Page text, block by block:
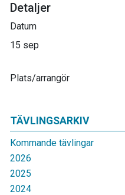
TÄVLINGSARKIV
Kommande tävlingar
2026
2025
2024
Detaljer
Datum
15 sep
Plats/arrangör